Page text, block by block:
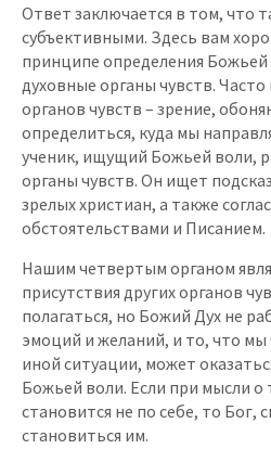
Ответ заключается в том, что
субъективными. Здесь вам
принципе определения Божьей
духовные органы чувств.
органов чувств – зрение,
определиться, куда мы
ученик, ищущий Божьей воли,
органы чувств. Он ищет
зрелых христиан, а также
обстоятельствами и Писанием.
Нашим четвертым органом
присутствия других органов
полагаться, но Божий Дух не
эмоций и желаний, и то, что
иной ситуации, может
Божьей воли. Если при мысли
становится не по себе, то Бог,
становиться им.